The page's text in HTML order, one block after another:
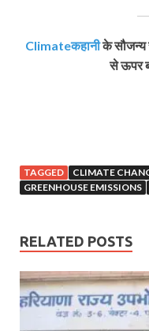
Climateकहानीके सौजन्य
से ऊपर
TAGGED CLIMATE
GREENHOUSE EMISSIONS
RELATED POSTS